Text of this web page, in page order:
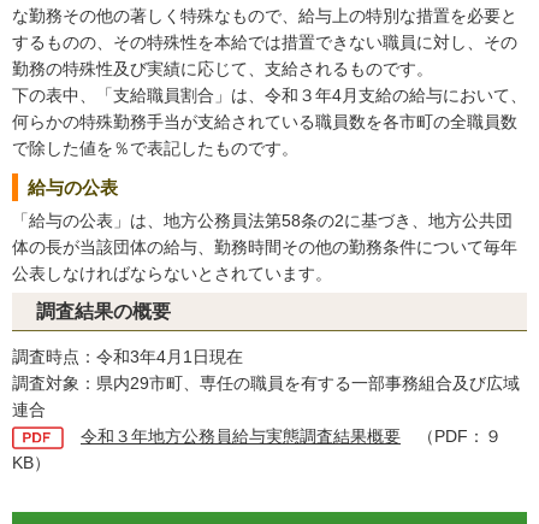
な勤務その他の著しく特殊なもので、給与上の特別な措置を必要と
するものの、その特殊性を本給では措置できない職員に対し、その
勤務の特殊性及び実績に応じて、支給されるものです。
下の表中、「支給職員割合」は、令和３年4月支給の給与において、
何らかの特殊勤務手当が支給されている職員数を各市町の全職員数
で除した値を％で表記したものです。
給与の公表
「給与の公表」は、地方公務員法第58条の2に基づき、地方公共団
体の長が当該団体の給与、勤務時間その他の勤務条件について毎年
公表しなければならないとされています。
調査結果の概要
調査時点：令和3年4月1日現在
調査対象：県内29市町、専任の職員を有する一部事務組合及び広域
連合
令和３年地方公務員給与実態調査結果概要 （PDF：９
KB）